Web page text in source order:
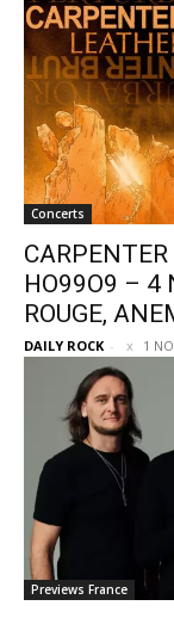
Concerts
HO99O9 – 4
ROUGE,
DAILY ROCK - 1
Previews France